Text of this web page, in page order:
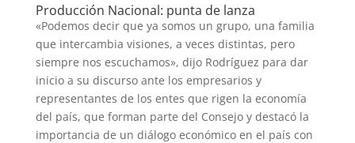
Producción Nacional: punta de lanza
«Podemos decir que ya somos un grupo, una familia
que intercambia visiones, a veces distintas, pero
siempre nos escuchamos», dijo Rodríguez para dar
inicio a su discurso ante los empresarios y
representantes de los entes que rigen la economía
del país, que forman parte del Consejo y destacó la
importancia de un diálogo económico en el país con